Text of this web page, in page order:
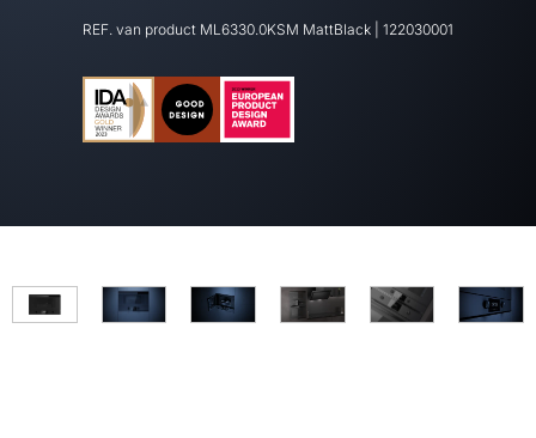
REF. van product ML6330.0KSM MattBlack 122030001